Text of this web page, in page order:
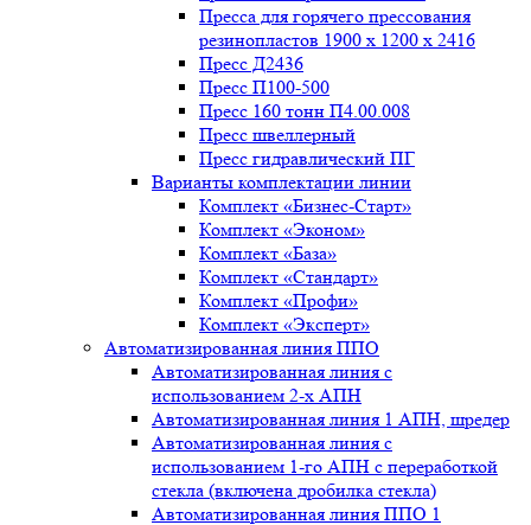
Пресса для горячего прессования
резинопластов 1900 х 1200 х 2416
Пресс Д2436
Пресс П100-500
Пресс 160 тонн П4.00.008
Пресс швеллерный
Пресс гидравлический ПГ
Варианты комплектации линии
Комплект «Бизнес-Старт»
Комплект «Эконом»
Комплект «База»
Комплект «Стандарт»
Комплект «Профи»
Комплект «Эксперт»
Автоматизированная линия ППО
Автоматизированная линия с
использованием 2-х АПН
Автоматизированная линия 1 АПН, шредер
Автоматизированная линия с
использованием 1-го АПН с переработкой
стекла (включена дробилка стекла)
Автоматизированная линия ППО 1